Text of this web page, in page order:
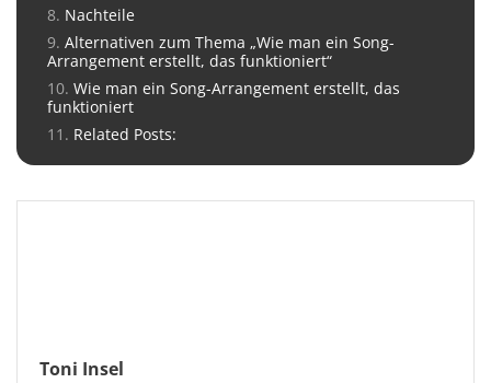
Nachteile
Alternativen zum Thema „Wie man ein Song-
Arrangement erstellt, das funktioniert“
Wie man ein Song-Arrangement erstellt, das
funktioniert
Related Posts:
Toni Insel